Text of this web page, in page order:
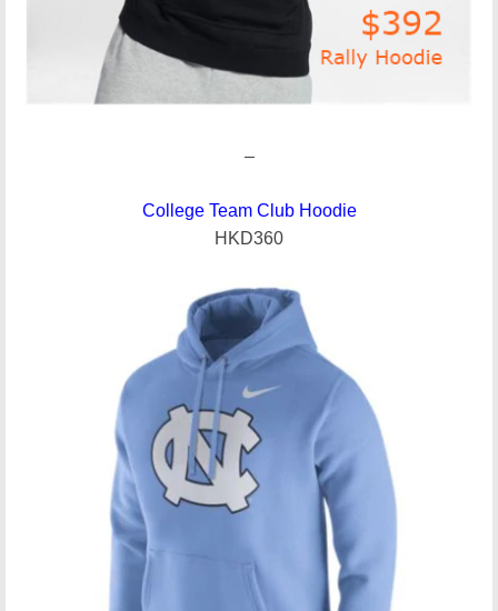
–
College Team Club Hoodie
HKD360